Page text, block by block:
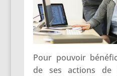
Pour pouvoir
de ses actions de